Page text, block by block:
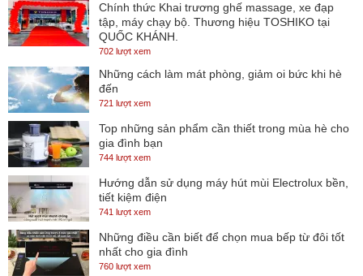
Cảm biến Econavi trang bị trên máy giặt Panasonic NA-
FS16V5SRV sẽ giúp xác định lượng quần áo, nhiệt độ nước để từ
đó đưa ra mực nước và chế độ giặt thích hợp. Tiết kiệm điện nước
và thời gian cho gia đình.
Công nghệ giặt nước nóng StainMaster+ loại bỏ 99,99%
vi khuẩn
Đây là công nghệ giặt nước nóng tiên tiến vừa được Panasonic ra
mắt, giúp dễ dàng loại bỏ vết bẩn cứng đầu trên quần áo mà không
cần phải vò trước bằng tay nhờ sự kết hợp giữa hiệu ứng giặt kiểu
chà xát và nhiệt độ nước lý tưởng.
Chính thức Khai trương ghế massage, xe đạp
tập, máy chạy bộ. Thương hiệu TOSHIKO tại
QUỐC KHÁNH.
702 lượt xem
Những cách làm mát phòng, giảm oi bức khi hè
đến
721 lượt xem
Top những sản phẩm cần thiết trong mùa hè cho
gia đình bạn
744 lượt xem
Hướng dẫn sử dụng máy hút mùi Electrolux bền,
tiết kiệm điện
741 lượt xem
Những điều cần biết để chọn mua bếp từ đôi tốt
nhất cho gia đình
760 lượt xem